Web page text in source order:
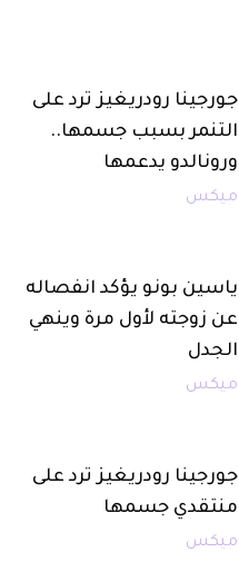
جورجينا رودريغيز ترد على
التنمر بسبب جسمها..
ورونالدو يدعمها
ميكس
ياسين بونو يؤكد انفصاله
عن زوجته لأول مرة وينهي
الجدل
ميكس
جورجينا رودريغيز ترد على
منتقدي جسمها
ميكس